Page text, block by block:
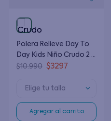
Polera Relieve Day To
Day Kids Niño Crudo 2 a
6 Años
$10.990 $3297
Elige tu talla
Agregar al carrito